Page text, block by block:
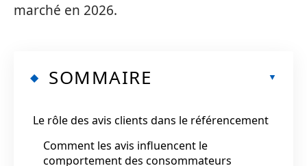
marché en 2026.
SOMMAIRE
Le rôle des avis clients dans le référencement
Comment les avis influencent le
comportement des consommateurs